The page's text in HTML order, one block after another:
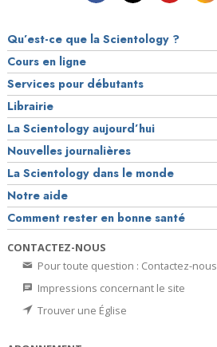
Qu’est-ce que la Scientology ?
Cours en ligne
Services pour débutants
Librairie
La Scientology aujourd’hui
Nouvelles journalières
La Scientology dans le monde
Notre aide
Comment rester en bonne santé
CONTACTEZ-NOUS
Pour toute question : Contactez-nous
Impressions concernant le site
Trouver une Église